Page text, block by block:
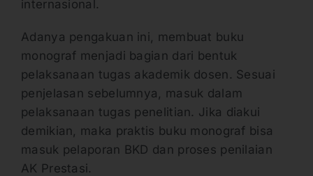
internasional.
Adanya pengakuan ini, membuat buku
monograf menjadi bagian dari bentuk
pelaksanaan tugas akademik dosen. Sesuai
penjelasan sebelumnya, masuk dalam
pelaksanaan tugas penelitian. Jika diakui
demikian, maka praktis buku monograf bisa
masuk pelaporan BKD dan proses penilaian
AK Prestasi.